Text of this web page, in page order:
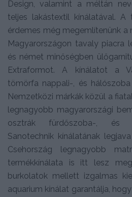
Design, valamint a méltán
teljes lakástextil kínálatával. A
érdemes még megemlítenünk a
Magyarországon tavaly piacra
és német minőségben
Extraformot. A kínálatot a
tömörfa nappali-, és
Nemzetközi márkák közül a
legnagyobb magyarországi
osztrák fürdőszoba-, és
Sanotechnik kínálatának
Csehország legnagyobb
termékkínálata is itt lesz
burkolatok mellett izgalmas
aquarium kínálat garantálja,